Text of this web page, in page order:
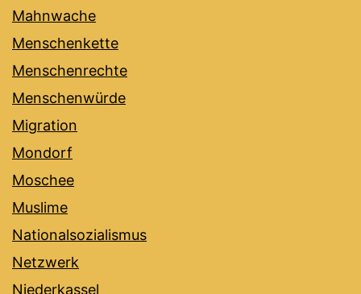
Mahnwache
Menschenkette
Menschenrechte
Menschenwürde
Migration
Mondorf
Moschee
Muslime
Nationalsozialismus
Netzwerk
Niederkassel